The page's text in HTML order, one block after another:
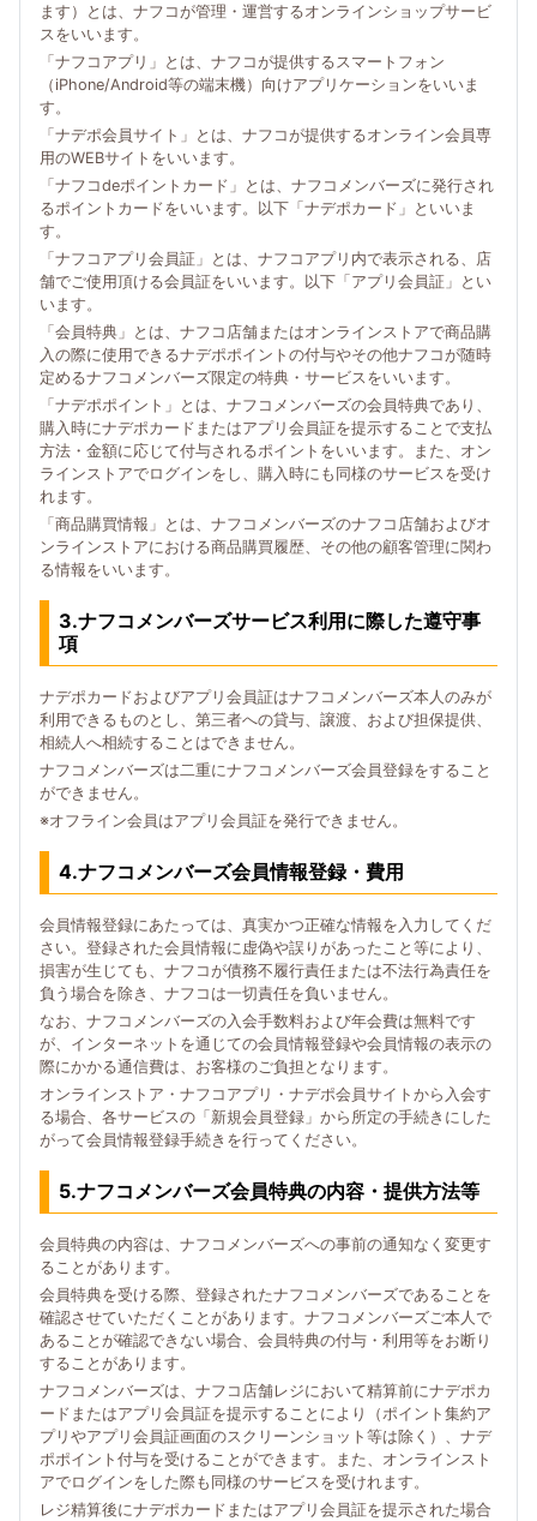
ます）とは、ナフコが管理・運営するオンラインショップサービ
スをいいます。
「ナフコアプリ」とは、ナフコが提供するスマートフォン
（iPhone/Android等の端末機）向けアプリケーションをいいま
す。
「ナデポ会員サイト」とは、ナフコが提供するオンライン会員専
用のWEBサイトをいいます。
「ナフコdeポイントカード」とは、ナフコメンバーズに発行され
るポイントカードをいいます。以下「ナデポカード」といいま
す。
「ナフコアプリ会員証」とは、ナフコアプリ内で表示される、店
舗でご使用頂ける会員証をいいます。以下「アプリ会員証」とい
います。
「会員特典」とは、ナフコ店舗またはオンラインストアで商品購
入の際に使用できるナデポポイントの付与やその他ナフコが随時
定めるナフコメンバーズ限定の特典・サービスをいいます。
「ナデポポイント」とは、ナフコメンバーズの会員特典であり、
購入時にナデポカードまたはアプリ会員証を提示することで支払
方法・金額に応じて付与されるポイントをいいます。また、オン
ラインストアでログインをし、購入時にも同様のサービスを受け
れます。
「商品購買情報」とは、ナフコメンバーズのナフコ店舗およびオ
ンラインストアにおける商品購買履歴、その他の顧客管理に関わ
る情報をいいます。
3.ナフコメンバーズサービス利用に際した遵守事
項
ナデポカードおよびアプリ会員証はナフコメンバーズ本人のみが
利用できるものとし、第三者への貸与、譲渡、および担保提供、
相続人へ相続することはできません。
ナフコメンバーズは二重にナフコメンバーズ会員登録をすること
ができません。
※オフライン会員はアプリ会員証を発行できません。
4.ナフコメンバーズ会員情報登録・費用
会員情報登録にあたっては、真実かつ正確な情報を入力してくだ
さい。登録された会員情報に虚偽や誤りがあったこと等により、
損害が生じても、ナフコが債務不履行責任または不法行為責任を
負う場合を除き、ナフコは一切責任を負いません。
なお、ナフコメンバーズの入会手数料および年会費は無料です
が、インターネットを通じての会員情報登録や会員情報の表示の
際にかかる通信費は、お客様のご負担となります。
オンラインストア・ナフコアプリ・ナデポ会員サイトから入会す
る場合、各サービスの「新規会員登録」から所定の手続きにした
がって会員情報登録手続きを行ってください。
5.ナフコメンバーズ会員特典の内容・提供方法等
会員特典の内容は、ナフコメンバーズへの事前の通知なく変更す
ることがあります。
会員特典を受ける際、登録されたナフコメンバーズであることを
確認させていただくことがあります。ナフコメンバーズご本人で
あることが確認できない場合、会員特典の付与・利用等をお断り
することがあります。
ナフコメンバーズは、ナフコ店舗レジにおいて精算前にナデポカ
ードまたはアプリ会員証を提示することにより（ポイント集約ア
プリやアプリ会員証画面のスクリーンショット等は除く）、ナデ
ポポイント付与を受けることができます。また、オンラインスト
アでログインをした際も同様のサービスを受けれます。
レジ精算後にナデポカードまたはアプリ会員証を提示された場合